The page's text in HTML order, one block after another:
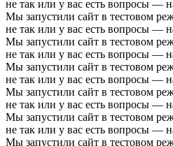
не так или у вас есть вопросы —
Мы запустили сайт в тестовом
не так или у вас есть вопросы —
Мы запустили сайт в тестовом
не так или у вас есть вопросы —
Мы запустили сайт в тестовом
не так или у вас есть вопросы —
Мы запустили сайт в тестовом
не так или у вас есть вопросы —
Мы запустили сайт в тестовом
не так или у вас есть вопросы —
Мы запустили сайт в тестовом